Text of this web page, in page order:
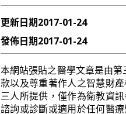
更新日期2017-01-24
發佈日期2017-01-24
本網站張貼之醫學文章是由
款以及尊重著作人之智慧財
三人所提供，僅作為衛教資
諮詢或診斷或適用於任何醫